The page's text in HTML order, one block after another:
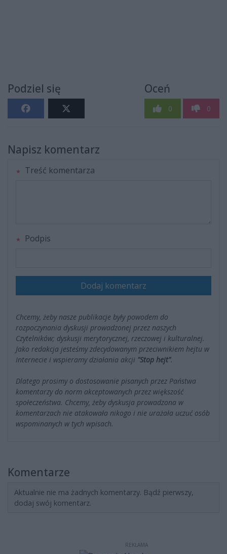
Podziel się Oceń
0 0
Napisz komentarz
Treść komentarza
Podpis
Dodaj komentarz
Chcemy, żeby nasze publikacje były powodem do
rozpoczynania dyskusji prowadzonej przez naszych
Czytelników; dyskusji merytorycznej, rzeczowej i kulturalnej.
Jako redakcja jesteśmy zdecydowanym przeciwnikiem hejtu w
Internecie i wspieramy działania akcji "Stop hejt".
Dlatego prosimy o dostosowanie pisanych przez Państwa
komentarzy do norm akceptowanych przez większość
społeczeństwa. Chcemy, żeby dyskusja prowadzona w
komentarzach nie atakowała nikogo i nie urażała uczuć osób
wspominanych w tych wpisach.
Komentarze
Aktualnie nie ma żadnych komentarzy. Bądź pierwszy,
dodaj swój komentarz.
REKLAMA